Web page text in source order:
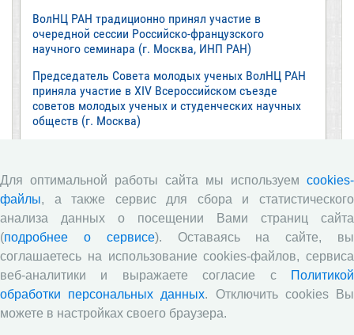
ВолНЦ РАН традиционно принял участие в
очередной сессии Российско-французского
научного семинара (г. Москва, ИНП РАН)
Председатель Совета молодых ученых ВолНЦ РАН
приняла участие в XIV Всероссийском съезде
советов молодых ученых и студенческих научных
обществ (г. Москва)
оценок: результаты опроса 2025 года
Все сообщения »
Обзор научных публикаций
Е.В. Лукин: обзор заметки «Вологодчина
«взлетела» в рейтинге промышленного
Для оптимальной работы сайта мы используем cookies-
файлы, а также сервис для сбора и статистического
анализа данных о посещении Вами страниц сайта
(подробнее о сервисе). Оставаясь на сайте, вы
соглашаетесь на использование cookies-файлов, сервиса
веб-аналитики и выражаете согласие с
Политикой
обработки персональных данных. Отключить cookies Вы
можете в настройках своего браузера.